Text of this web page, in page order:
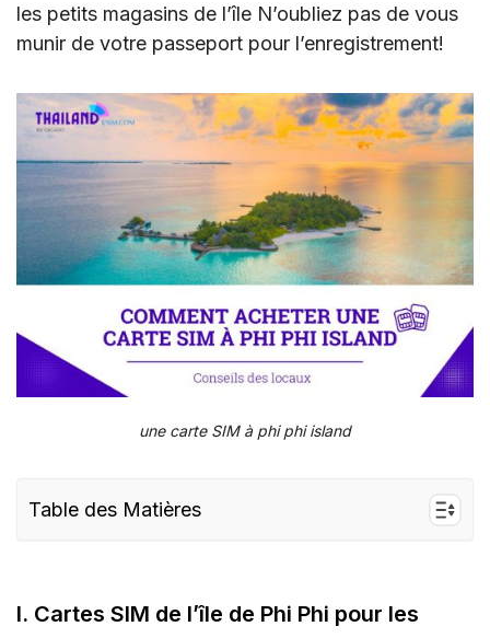
les petits magasins de l’île N’oubliez pas de vous
munir de votre passeport pour l’enregistrement!
une carte SIM à phi phi island
Table des Matières
II. Où acheter une carte SIM/eSIM pour Phi Phi
I. Cartes SIM de l’île de Phi Phi pour les